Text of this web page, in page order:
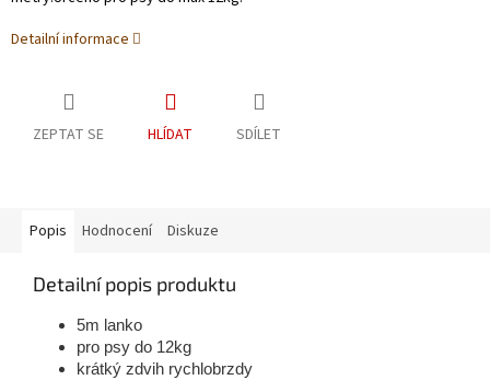
Detailní informace
ZEPTAT SE HLÍDAT SDÍLET
Popis Hodnocení Diskuze
Detailní popis produktu
5m lanko
pro psy do 12kg
krátký zdvih rychlobrzdy